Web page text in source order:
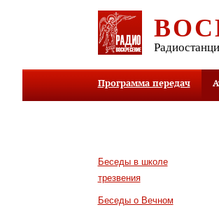
Программа передач
Беседы в школе
трезвения
Беседы о Вечном